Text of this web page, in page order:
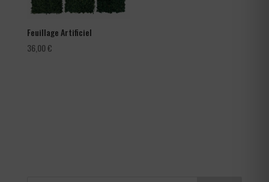
Feuillage Artificiel
36,00€